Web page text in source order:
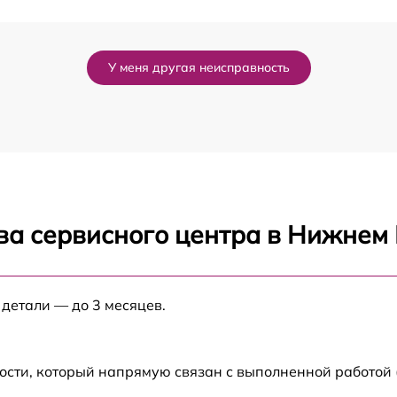
от 60 мин
У меня другая неисправность
сервисного центра в
— до 3 месяцев.
который напрямую связан с выполненной